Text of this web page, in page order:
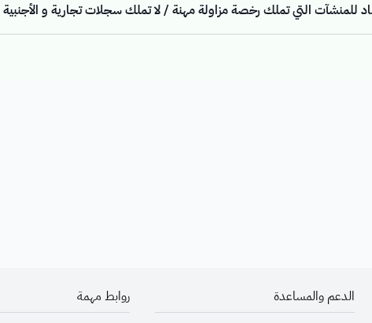
التي تملك رخصة مزاولة مهنة / لا تملك سجلات تجارية و الأجنبية
الدعم والمساعدة روابط مهمة